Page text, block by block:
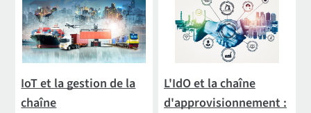
IoT et la gestion de la
chaîne
L'IdO et la chaîne
d'approvisionnement :